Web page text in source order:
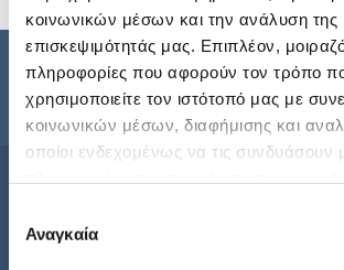
κοινωνικών μέσων και την ανάλυση της
επισκεψιμότητάς μας. Επιπλέον,
πληροφορίες που αφορούν τον τρόπο
χρησιμοποιείτε τον ιστότοπό μας με
κοινωνικών μέσων, διαφήμισης και
οποίοι ενδεχομένως να τις συνδυάσουν
των υπηρεσιών τους.
συγκατάθεσης
Αναγκαία
Sitemap
Προϊόντα